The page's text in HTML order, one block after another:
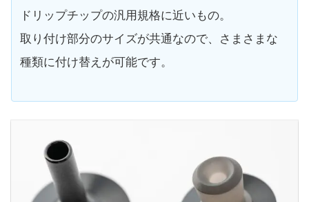
ドリップチップの汎用規格に近いもの。
取り付け部分のサイズが共通なので、さまさまな
種類に付け替えが可能です。